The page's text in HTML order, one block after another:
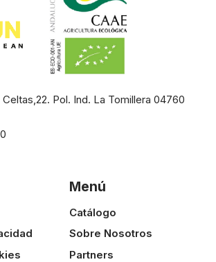
Pol. Ind. La Tomillera 04760
Menú
Catálogo
Sobre Nosotros
Partners